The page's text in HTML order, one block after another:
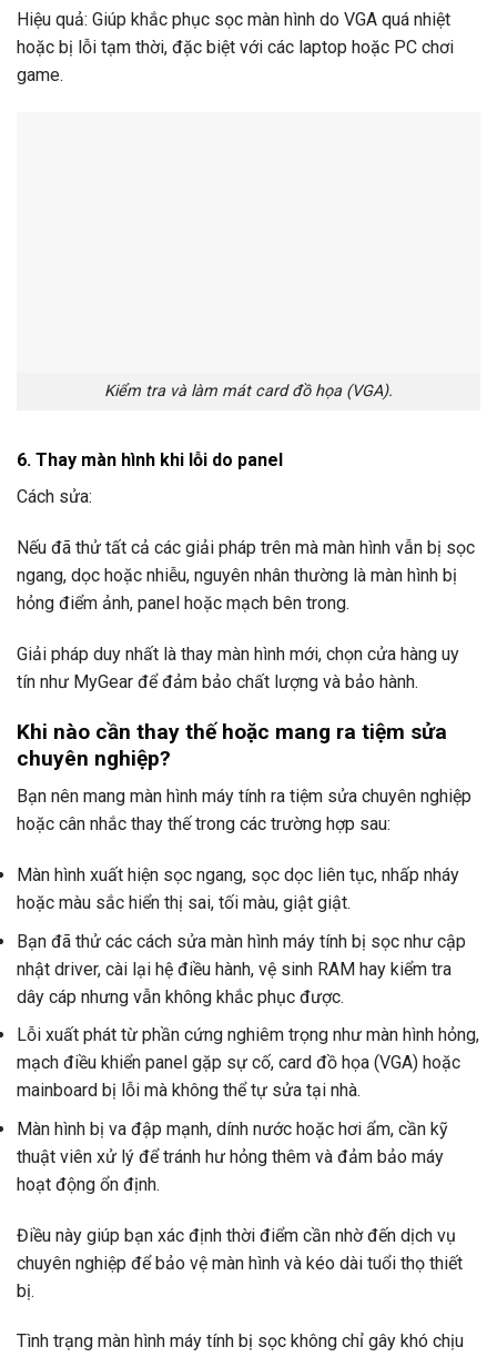
Hiệu quả: Giúp khắc phục sọc màn hình do VGA quá nhiệt
hoặc bị lỗi tạm thời, đặc biệt với các laptop hoặc PC chơi
game.
Kiểm tra và làm mát card đồ họa (VGA).
6. Thay màn hình khi lỗi do panel
Cách sửa:
Nếu đã thử tất cả các giải pháp trên mà màn hình vẫn bị sọc
ngang, dọc hoặc nhiễu, nguyên nhân thường là màn hình bị
hỏng điểm ảnh, panel hoặc mạch bên trong.
Giải pháp duy nhất là thay màn hình mới, chọn cửa hàng uy
tín như MyGear để đảm bảo chất lượng và bảo hành.
Khi nào cần thay thế hoặc mang ra tiệm sửa
chuyên nghiệp?
Bạn nên mang màn hình máy tính ra tiệm sửa chuyên nghiệp
hoặc cân nhắc thay thế trong các trường hợp sau:
Màn hình xuất hiện sọc ngang, sọc dọc liên tục, nhấp nháy
hoặc màu sắc hiển thị sai, tối màu, giật giật.
Bạn đã thử các cách sửa màn hình máy tính bị sọc như cập
nhật driver, cài lại hệ điều hành, vệ sinh RAM hay kiểm tra
dây cáp nhưng vẫn không khắc phục được.
Lỗi xuất phát từ phần cứng nghiêm trọng như màn hình hỏng,
mạch điều khiển panel gặp sự cố, card đồ họa (VGA) hoặc
mainboard bị lỗi mà không thể tự sửa tại nhà.
Màn hình bị va đập mạnh, dính nước hoặc hơi ẩm, cần kỹ
thuật viên xử lý để tránh hư hỏng thêm và đảm bảo máy
hoạt động ổn định.
Điều này giúp bạn xác định thời điểm cần nhờ đến dịch vụ
chuyên nghiệp để bảo vệ màn hình và kéo dài tuổi thọ thiết
bị.
Tình trạng màn hình máy tính bị sọc không chỉ gây khó chịu